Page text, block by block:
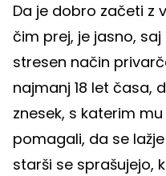
Da je dobro začeti z
čim prej, je jasno,
stresen način
najmanj 18 let časa,
znesek, s katerim
pomagali, da se
starši se sprašujejo,